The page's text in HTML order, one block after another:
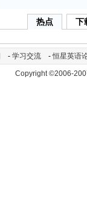
热点 下
- 学习交流 -恒星英语
Copyright ©2006-